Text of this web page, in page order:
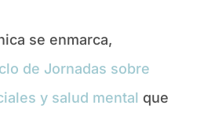
se enmarca,
de Jornadas sobre
y salud mental que